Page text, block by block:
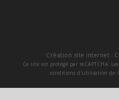
Création site internet :
Ce site est protégé par reCAPTCHA. Les
conditions d'utilisation de